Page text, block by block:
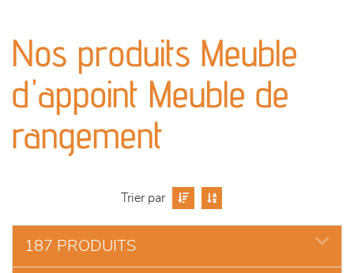
séjours
meubles de complément
chambres et dressing
outdoor
Nos produits Meuble
d'appoint Meuble de
rangement
Trier par
187 PRODUITS